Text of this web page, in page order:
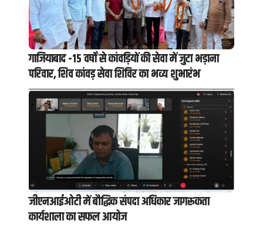
गाजियाबाद -15 वर्षों से कांवड़ियों की सेवा में जुटा भड़ाना
परिवार, शिव कांवड़ सेवा शिविर का भव्य शुभारंभ
जीएनआईओटी में बौद्धिक संपदा अधिकार जागरूकता
कार्यशाला का सफल आयोज